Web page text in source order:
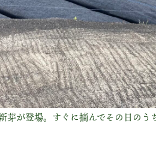
芽が登場。すぐに摘んでその日のう